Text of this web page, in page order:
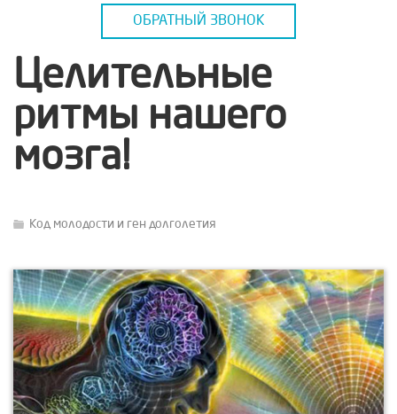
ОБРАТНЫЙ ЗВОНОК
Целительные
ритмы нашего
мозга!
Код молодости и ген долголетия